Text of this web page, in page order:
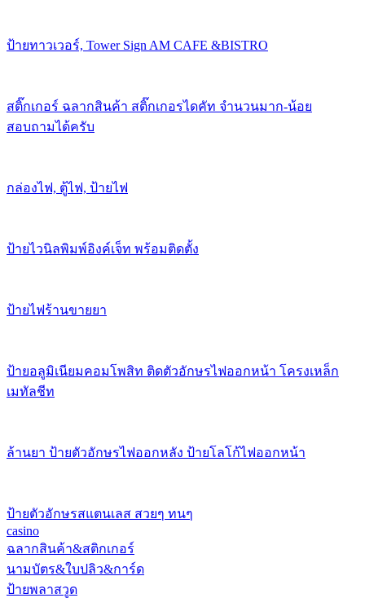
ป้ายทาวเวอร์, Tower Sign AM CAFE &BISTRO
สติ๊กเกอร์ ฉลากสินค้า สติ๊กเกอรไดคัท จำนวนมาก-น้อย
สอบถามได้ครับ
กล่องไฟ, ตู้ไฟ, ป้ายไฟ
ป้ายไวนิลพิมพ์อิงค์เจ็ท พร้อมติดตั้ง
ป้ายไฟร้านขายยา
ป้ายอลูมิเนียมคอมโพสิท ติดตัวอักษรไฟออกหน้า โครงเหล็ก
เมทัลชีท
ล้านยา ป้ายตัวอักษรไฟออกหลัง ป้ายโลโก้ไฟออกหน้า
ป้ายตัวอักษรสแตนเลส สวยๆ ทนๆ
casino
ฉลากสินค้า&สติกเกอร์
นามบัตร&ใบปลิว&การ์ด
ป้ายพลาสวูด